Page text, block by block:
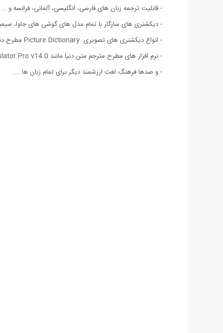
- قابلیت ترجمه زبان های فارسی، انگلیسی، آلمانی، فرانسه و
- دیکشنری های سازگار با تمام مدل های گوشی های جاوا،
- انواع دیکشنری های تصویری Picture Dictionary مطرح دنیا ویژه کودکان شما
- نرم افزار های مطرح مترجم متن دنیا مانند Personal Translator Pro v14.0 و Power Translator v15.0 با - قابلیت ترجمه متن زبان های رایج و زنده دنیا به یکدیگر
- و صدها فرهنگ لغت ارزشمند دیگر برای تمام زبان ها ....